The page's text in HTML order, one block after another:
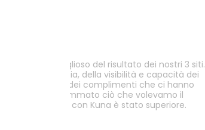
orgoglioso del risultato dei nostri 3 siti.
della efficacia, della visibilità e capacità dei
e anche dei complimenti che ci hanno
programmato ciò che volevamo il
progettazione con Kuna è stato superiore.